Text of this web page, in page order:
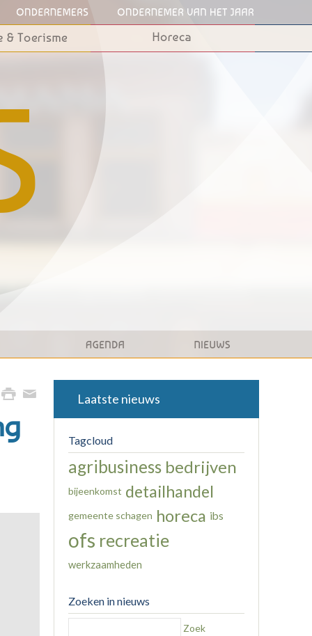
Laatste nieuws
Tagcloud
agribusiness bedrijven
bijeenkomst detailhandel
gemeente schagen horeca ibs
ofs recreatie
werkzaamheden
Zoeken in nieuws
Zoek